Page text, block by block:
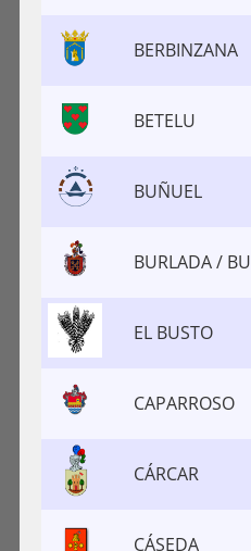
BERBINZANA
BETELU
BUÑUEL
BURLADA /
EL BUSTO
CAPARROSO
CÁRCAR
CÁSEDA